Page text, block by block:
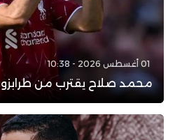
01 أغسطس 2026 - 10:38
محمد صلاح يقترب من